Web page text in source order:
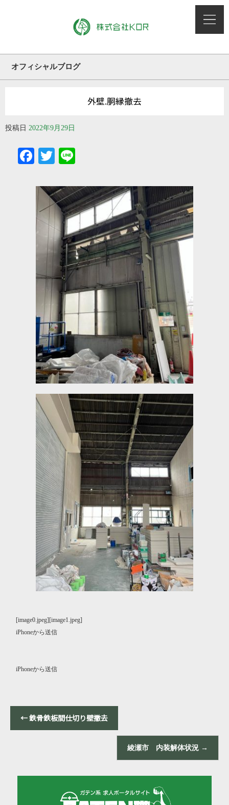
オフィシャルブログ
外壁.胴縁撤去
投稿日 2022年9月29日
Facebook
Twitter
[image0.jpeg][image1.jpeg]
iPhoneから送信
iPhoneから送信
←鉄骨鉄板間仕切り壁撤去
綾瀬市 内装解体状況 →